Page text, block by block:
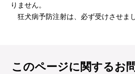
りません。
狂犬病予防注射は、必ず受けさせまし
このページに関するお